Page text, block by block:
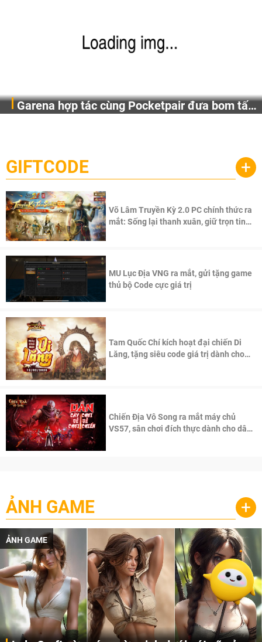
Garena hợp tác cùng Pocketpair đưa bom tấn
cầu, theo giấy phép chính thức từ công ty game Nhật Bản
Pocketpair, Inc.
GIFTCODE +
Võ Lâm Truyền Kỳ 2.0 PC chính thức ra
mắt: Sống lại thanh xuân, giữ trọn tinh
MU Lục Địa VNG ra mắt, gửi tặng game
thủ bộ Code cực giá trị
Tam Quốc Chí kích hoạt đại chiến Di
Lăng, tặng siêu code giá trị dành cho
Chiến Địa Vô Song ra mắt máy chủ
VS57, sân chơi đích thực dành cho dân
ẢNH GAME +
ẢNH GAME